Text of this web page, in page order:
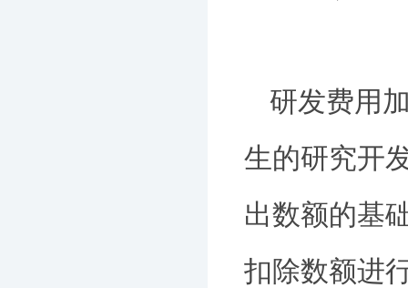
研发费用
生的研究开
出数额的基
扣除数额进